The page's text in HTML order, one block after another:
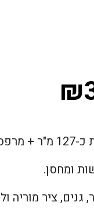
ומחסן.
ציר מוריה